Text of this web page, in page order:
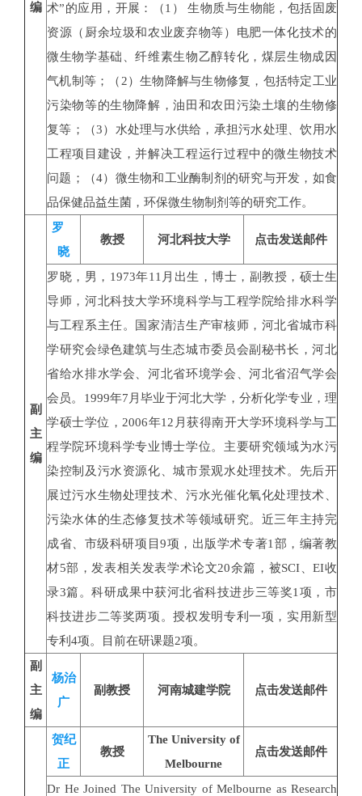
编 术”的应用，开展：（1） 生物质与生物能，包括固废
资源（厨余垃圾和农业废弃物等）电肥一体化技术的
微生物学基础、纤维素生物乙醇转化，煤层生物成因
气机制等；（2）生物降解与生物修复，包括特定工业
污染物等的生物降解，油田和农田污染土壤的生物修
复等；（3）水处理与水供给，承担污水处理、饮用水
工程项目建设，并解决工程运行过程中的微生物技术
问题；（4）微生物和工业酶制剂的研究与开发，如食
品保健品益生菌，环保微生物制剂等的研究工作。
副
主
编
罗
晓
教授 河北科技大学 点击发送邮件
罗晓，男，1973年11月出生，博士，副教授，硕士生
导师，河北科技大学环境科学与工程学院给排水科学
与工程系主任。国家清洁生产审核师，河北省城市科
学研究会绿色建筑与生态城市委员会副秘书长，河北
省给水排水学会、河北省环境学会、河北省沼气学会
会员。1999年7月毕业于河北大学，分析化学专业，理
学硕士学位，2006年12月获得南开大学环境科学与工
程学院环境科学专业博士学位。主要研究领域为水污
染控制及污水资源化、城市景观水处理技术。先后开
展过污水生物处理技术、污水光催化氧化处理技术、
污染水体的生态修复技术等领域研究。近三年主持完
成省、市级科研项目9项，出版学术专著1部，编著教
材5部，发表相关发表学术论文20余篇，被SCI、EI收
录3篇。科研成果中获河北省科技进步三等奖1项，市
科技进步二等奖两项。授权发明专利一项，实用新型
专利4项。目前在研课题2项。
副
主
编
杨治
广
副教授 河南城建学院 点击发送邮件
贺纪
正
教授
The University of
Melbourne
点击发送邮件
Dr He Joined The University of Melbourne as Research